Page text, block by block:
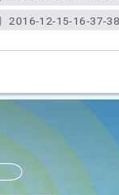
2016-12-15-16-37-